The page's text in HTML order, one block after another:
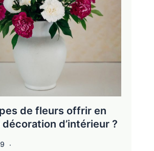
de fleurs offrir en
d’intérieur ?